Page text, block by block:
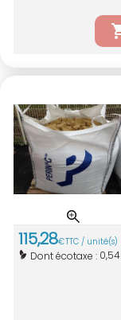
115,28€TTC / unité(s)
Dont écotaxe : 0,54